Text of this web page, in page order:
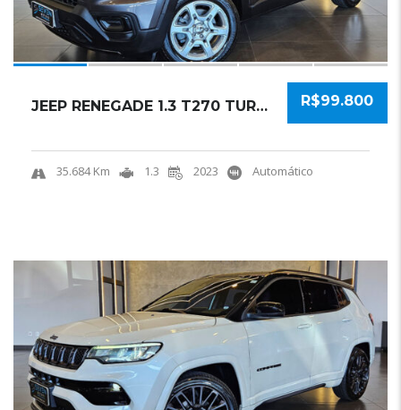
R$99.800
JEEP RENEGADE 1.3 T270 TURBO FLEX SPORT AT6 ...
35.684 Km 1.3 2023 Automático